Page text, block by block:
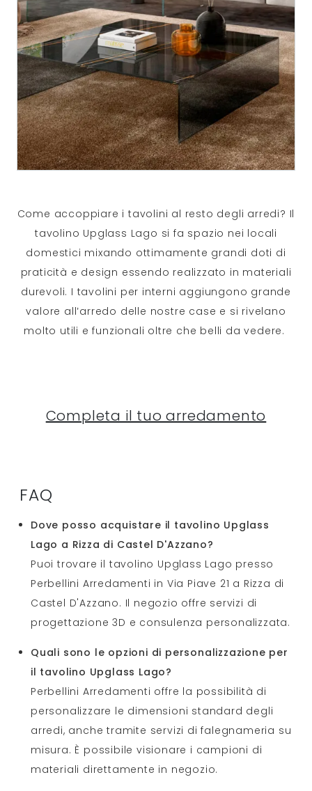
Come accoppiare i tavolini al resto degli arredi? Il
tavolino Upglass Lago si fa spazio nei locali
domestici mixando ottimamente grandi doti di
praticità e design essendo realizzato in materiali
durevoli. I tavolini per interni aggiungono grande
valore all’arredo delle nostre case e si rivelano
molto utili e funzionali oltre che belli da vedere.
Completa il tuo arredamento
FAQ
Dove posso acquistare il tavolino Upglass
Lago a Rizza di Castel D'Azzano?
Puoi trovare il tavolino Upglass Lago presso
Perbellini Arredamenti in Via Piave 21 a Rizza di
Castel D'Azzano. Il negozio offre servizi di
progettazione 3D e consulenza personalizzata.
Quali sono le opzioni di personalizzazione per
il tavolino Upglass Lago?
Perbellini Arredamenti offre la possibilità di
personalizzare le dimensioni standard degli
arredi, anche tramite servizi di falegnameria su
misura. È possibile visionare i campioni di
materiali direttamente in negozio.